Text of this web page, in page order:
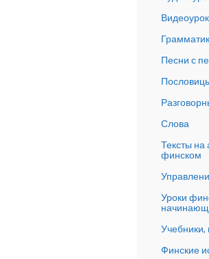
Песни с
Слова
Тексты на
финском
Уроки
Учебники,
Финские